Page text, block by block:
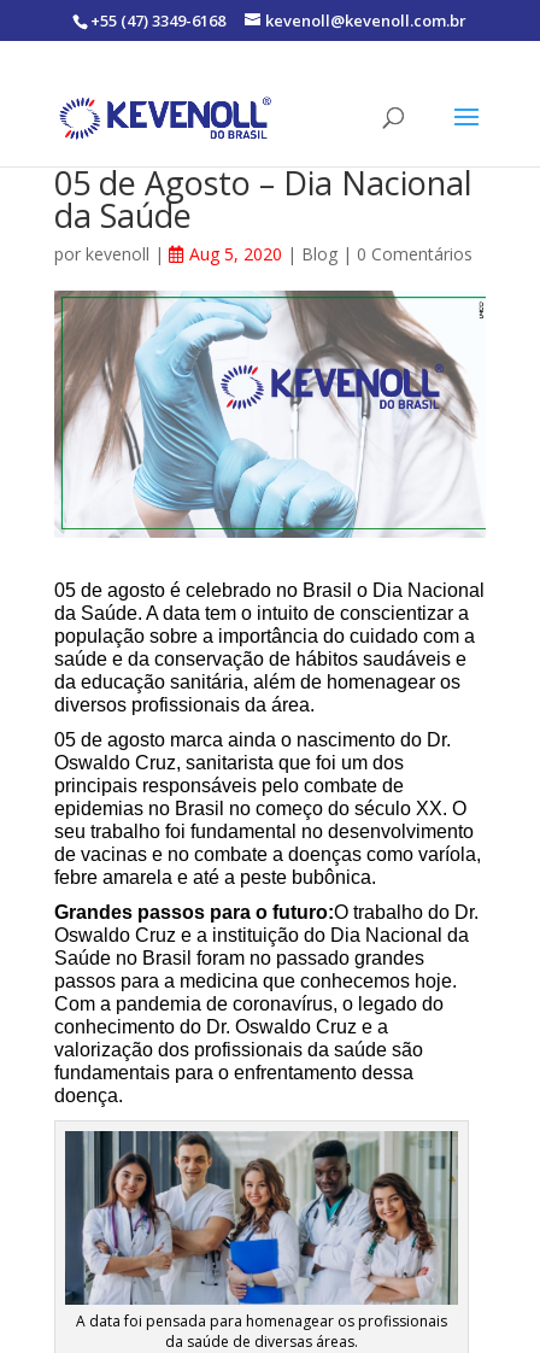
+55 (47) 3349-6168 kevenoll@kevenoll.com.br
05 de Agosto – Dia Nacional
da Saúde
por kevenoll | Aug 5, 2020 | Blog| 0 Comentários
05 de agosto é celebrado no Brasil o Dia Nacional
da Saúde. A data tem o intuito de conscientizar a
população sobre a importância do cuidado com a
saúde e da conservação de hábitos saudáveis e
da educação sanitária, além de homenagear os
diversos profissionais da área.
05 de agosto marca ainda o nascimento do Dr.
Oswaldo Cruz, sanitarista que foi um dos
principais responsáveis pelo combate de
epidemias no Brasil no começo do século XX. O
seu trabalho foi fundamental no desenvolvimento
de vacinas e no combate a doenças como varíola,
febre amarela e até a peste bubônica.
Grandes passos para o futuro:O trabalho do Dr.
Oswaldo Cruz e a instituição do Dia Nacional da
Saúde no Brasil foram no passado grandes
passos para a medicina que conhecemos hoje.
Com a pandemia de coronavírus, o legado do
conhecimento do Dr. Oswaldo Cruz e a
valorização dos profissionais da saúde são
fundamentais para o enfrentamento dessa
doença.
A data foi pensada para homenagear os profissionais
da saúde de diversas áreas.